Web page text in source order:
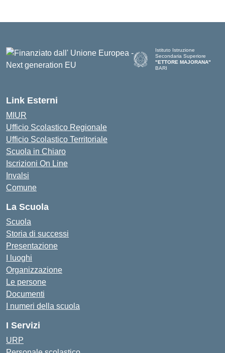
Istituto Istruzione
Secondaria Superiore
"ETTORE MAJORANA"
BARI
Link Esterni
MIUR
Ufficio Scolastico Regionale
Ufficio Scolastico Territoriale
Scuola in Chiaro
Iscrizioni On Line
Invalsi
Comune
La Scuola
Scuola
Storia di successi
Presentazione
I luoghi
Organizzazione
Le persone
Documenti
I numeri della scuola
I Servizi
URP